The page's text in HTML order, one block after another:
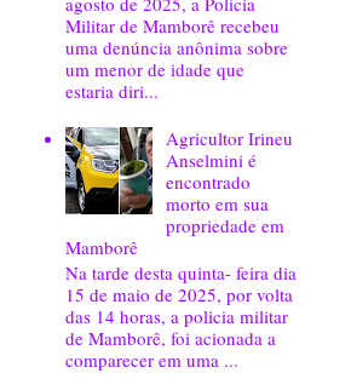
Militar de Mamborê recebeu
uma denúncia anônima sobre
um menor de idade que
estaria diri...
Agricultor Irineu
Anselmini é
encontrado
morto em sua
propriedade em
Mamborê
Na tarde desta quinta- feira dia
15 de maio de 2025, por volta
das 14 horas, a policia militar
de Mamborê, foi acionada a
comparecer em uma ...